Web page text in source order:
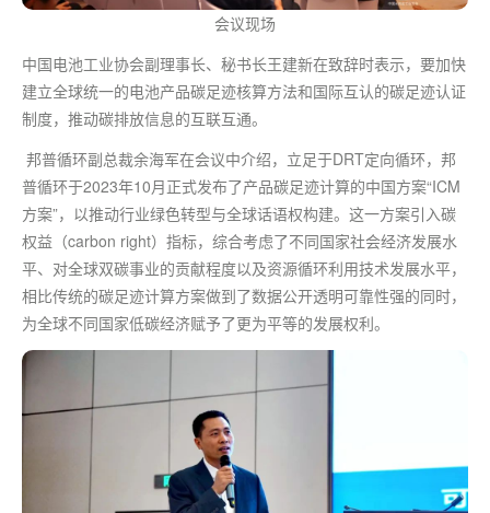
会议现场
中国电池工业协会副理事长、秘书长王建新在致辞时表示，要加快
建立全球统一的电池产品碳足迹核算方法和国际互认的碳足迹认证
制度，推动碳排放信息的互联互通。
邦普循环副总裁余海军在会议中介绍，立足于DRT定向循环，邦
普循环于2023年10月正式发布了产品碳足迹计算的中国方案“ICM
方案”，以推动行业绿色转型与全球话语权构建。这一方案引入碳
权益（carbon right）指标，综合考虑了不同国家社会经济发展水
平、对全球双碳事业的贡献程度以及资源循环利用技术发展水平，
相比传统的碳足迹计算方案做到了数据公开透明可靠性强的同时，
为全球不同国家低碳经济赋予了更为平等的发展权利。